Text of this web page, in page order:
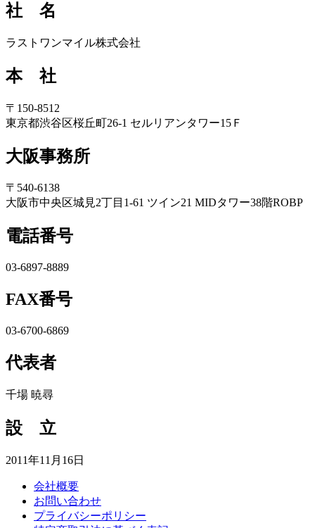
社 名
ラストワンマイル株式会社
本 社
〒150-8512
東京都渋谷区桜丘町26-1 セルリアンタワー15Ｆ
大阪事務所
〒540-6138
大阪市中央区城見2丁目1-61 ツイン21 MIDタワー38階ROBP
電話番号
03-6897-8889
FAX番号
03-6700-6869
代表者
千場 暁尋
設 立
2011年11月16日
会社概要
お問い合わせ
プライバシーポリシー